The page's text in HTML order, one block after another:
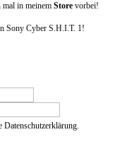
mal in meinem Storevorbei!
Sony Cyber S.H.I.T. 1!